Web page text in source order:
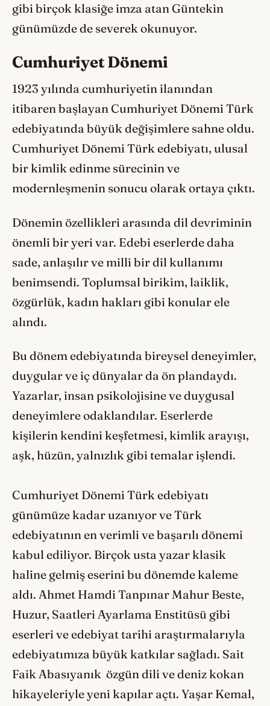
gibi birçok klasiğe imza atan Güntekin
günümüzde de severek okunuyor.
Cumhuriyet Dönemi
1923 yılında cumhuriyetin ilanından
itibaren başlayan Cumhuriyet Dönemi Türk
edebiyatında büyük değişimlere sahne oldu.
Cumhuriyet Dönemi Türk edebiyatı, ulusal
bir kimlik edinme sürecinin ve
modernleşmenin sonucu olarak ortaya çıktı.
Dönemin özellikleri arasında dil devriminin
önemli bir yeri var. Edebi eserlerde daha
sade, anlaşılır ve milli bir dil kullanımı
benimsendi. Toplumsal birikim, laiklik,
özgürlük, kadın hakları gibi konular ele
alındı.
Bu dönem edebiyatında bireysel deneyimler,
duygular ve iç dünyalar da ön plandaydı.
Yazarlar, insan psikolojisine ve duygusal
deneyimlere odaklandılar. Eserlerde
kişilerin kendini keşfetmesi, kimlik arayışı,
aşk, hüzün, yalnızlık gibi temalar işlendi.
Cumhuriyet Dönemi Türk edebiyatı
günümüze kadar uzanıyor ve Türk
edebiyatının en verimli ve başarılı dönemi
kabul ediliyor. Birçok usta yazar klasik
haline gelmiş eserini bu dönemde kaleme
aldı. Ahmet Hamdi Tanpınar Mahur Beste,
Huzur, Saatleri Ayarlama Enstitüsü gibi
eserleri ve edebiyat tarihi araştırmalarıyla
edebiyatımıza büyük katkılar sağladı. Sait
Faik Abasıyanık özgün dili ve deniz kokan
hikayeleriyle yeni kapılar açtı. Yaşar Kemal,